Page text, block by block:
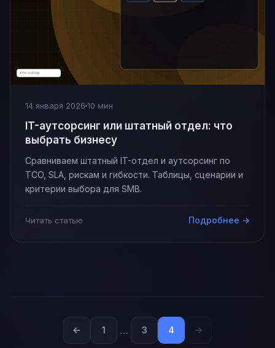
14 января 2026 10 мин
IT-аутсорсинг или штатный отдел: что
выбрать бизнесу
Сравниваем штатный IT-отдел и аутсорсинг по
TCO, SLA, рискам и гибкости. Таблицы, сценарии и
критерии выбора для SMB.
Читать статью Подробнее →
← 1 … 3 4 →